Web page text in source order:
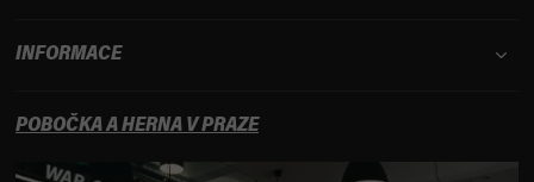
INFORMACE
POBOČKA A HERNA V PRAZE